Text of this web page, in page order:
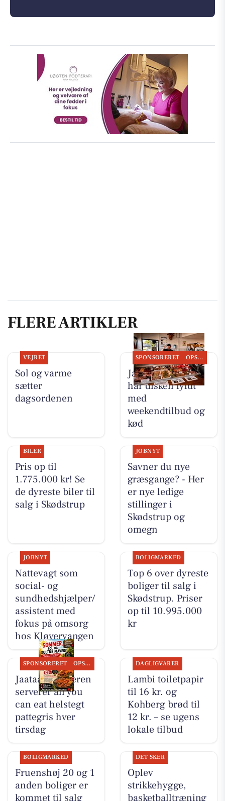
FLERE ARTIKLER
VEJRET
Sol og varme
sætter
dagsordenen
SPONSORERET OPSLAGSTAVLEN
Jaataak Slagteren
har disken fyldt
med
weekendtilbud og
kød
BILER
Pris op til
1.775.000 kr! Se
de dyreste biler til
salg i Skødstrup
JOBNYT
Savner du nye
græsgange? - Her
er nye ledige
stillinger i
Skødstrup og
omegn
JOBNYT
Nattevagt som
social- og
sundhedshjælper/
assistent med
fokus på omsorg
hos Kløvervangen
BOLIGMARKED
Top 6 over dyreste
boliger til salg i
Skødstrup. Priser
op til 10.995.000
kr
SPONSORERET OPSLAGSTAVLEN
Jaataak Slagteren
serverer all you
can eat helstegt
pattegris hver
tirsdag
DAGLIGVARER
Lambi toiletpapir
til 16 kr. og
Kohberg brød til
12 kr. – se ugens
lokale tilbud
BOLIGMARKED
Fruenshøj 20 og 1
anden boliger er
kommet til salg
DET SKER
Oplev
strikkehygge,
basketballtræning